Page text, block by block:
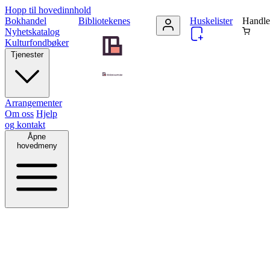
Hopp til hovedinnhold
Bibliotekenes
Bokhandel
Nyhetskatalog
Kulturfondbøker
Tjenester
Arrangementer
Om oss Hjelp
og kontakt
Åpne
hovedmeny
Huskelister